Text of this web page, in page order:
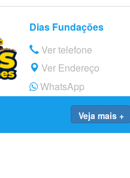
Dias Fundações
Ver telefone
Ver Endereço
WhatsApp
Veja mais +